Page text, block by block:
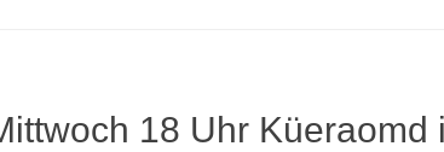
18 Uhr Küeraomd